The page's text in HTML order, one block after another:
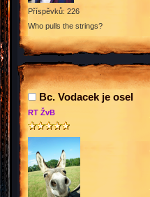
Příspěvků: 226
Who pulls the strings?
Bc. Vodacek je osel
RT ŽvB